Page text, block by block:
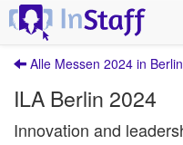
Alle Messen 2024 in Berlin
ILA Berlin 2024
Innovation and